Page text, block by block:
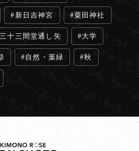
新日吉神宮 粟田神社
三十三間堂通し矢 大学
自然・葉緑 秋